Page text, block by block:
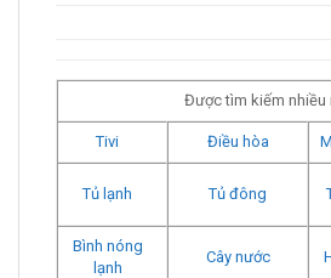
Được tìm kiếm nhiều
Tivi Điều hòa
Tủ lạnh Tủ đông
Bình nóng
lạnh
Cây nước